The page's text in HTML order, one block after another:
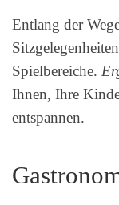
Entlang der
Spielbereiche.
Ihnen, Ihre
entspannen.